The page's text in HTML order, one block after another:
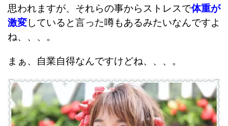
思われますが、それらの事からストレスで体重が
激変していると言った噂もあるみたいなんですよ
ね、、、。
まぁ、自業自得なんですけどね、、、。